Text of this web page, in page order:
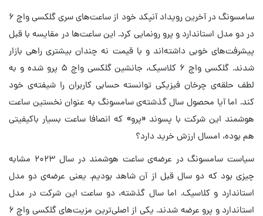
سامسونگ در آخرین رویداد آنپکد خود از ساعت‌های سری گلکسی واچ ۶
در دو مدل استاندارد و پرو رونمایی کرد. این ساعت‌ها در مقایسه با قبل
پیشرفت‌های خوبی داشته‌اند و با قیمت نه چندان بیشتری راهی بازار
شدند. گلکسی واچ ۶ کلاسیک، جانشین گلکسی واچ ۵ پرو شده و به
لطف حلقه‌ی چرخان فیزیکی توانسته حسابی کاربران را شیفته‌ی خود
کند. اما آیا محصول سال گذشته‌ی سامسونگ به عنوان نخستین ساعت
هوشمند این شرکت با پسوند «پرو» که انصافا ساعت بسیار باکیفیتی
هم بوده، امسال ارزش خرید دارد؟
سیاست سامسونگ در عرضه‌ی ساعت هوشمند در سال ۲۰۲۳ مشابه
چیزی بود که دو سال قبل از آن شاهد بودیم. یعنی عرضه‌ی دو مدل
استاندارد و کلاسیک. اما سال گذشته، دو ساعت این شرکت در مدل
استاندارد و پرو عرضه شدند. یکی از اصلی‌ترین مزیت‌های گلکسی واچ ۶